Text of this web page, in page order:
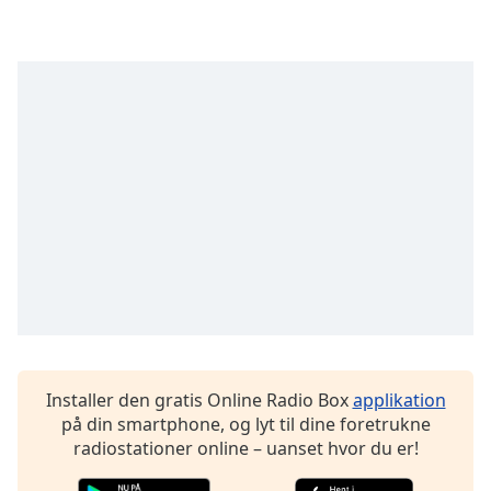
Text
Installer den gratis Online Radio Boxapplikation
på din smartphone, og lyt til dine foretrukne
radiostationer online – uanset hvor du er!